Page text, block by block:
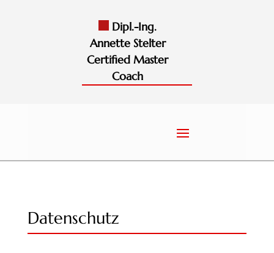
Dipl.-Ing.
Annette Stelter
Certified Master
Coach
Datenschutz